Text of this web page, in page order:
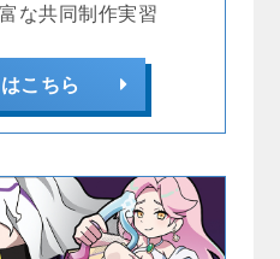
な共同制作実習
こちら